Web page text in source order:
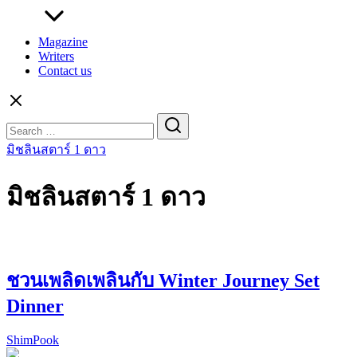
Magazine
Writers
Contact us
for:
มิชลินสตาร์ 1 ดาว
มิชลินสตาร์ 1 ดาว
ชวนเพลิดเพลินกับ Winter Journey Set
Dinner
ShimPook